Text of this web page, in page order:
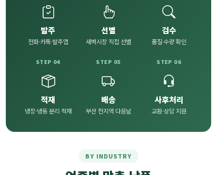
발주
전화·카톡·발주앱
선별
새벽시장 직접 선별
검수
품질·수량 확인
STEP 04
적재
냉장·냉동 분리 적재
STEP 05
배송
부산 전지역 다음날
STEP 06
사후처리
교환·상담 지원
BY INDUSTRY